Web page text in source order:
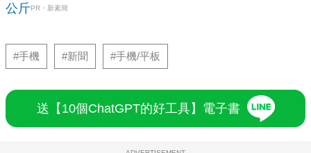
公斤PR・新素簡
#手機 #新聞 #手機/平板
送【10個ChatGPT的好工具】電子書